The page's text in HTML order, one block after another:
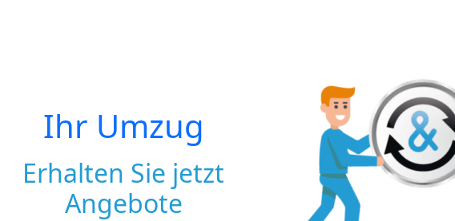
Ihr Umzug
Erhalten Sie jetzt
Angebote